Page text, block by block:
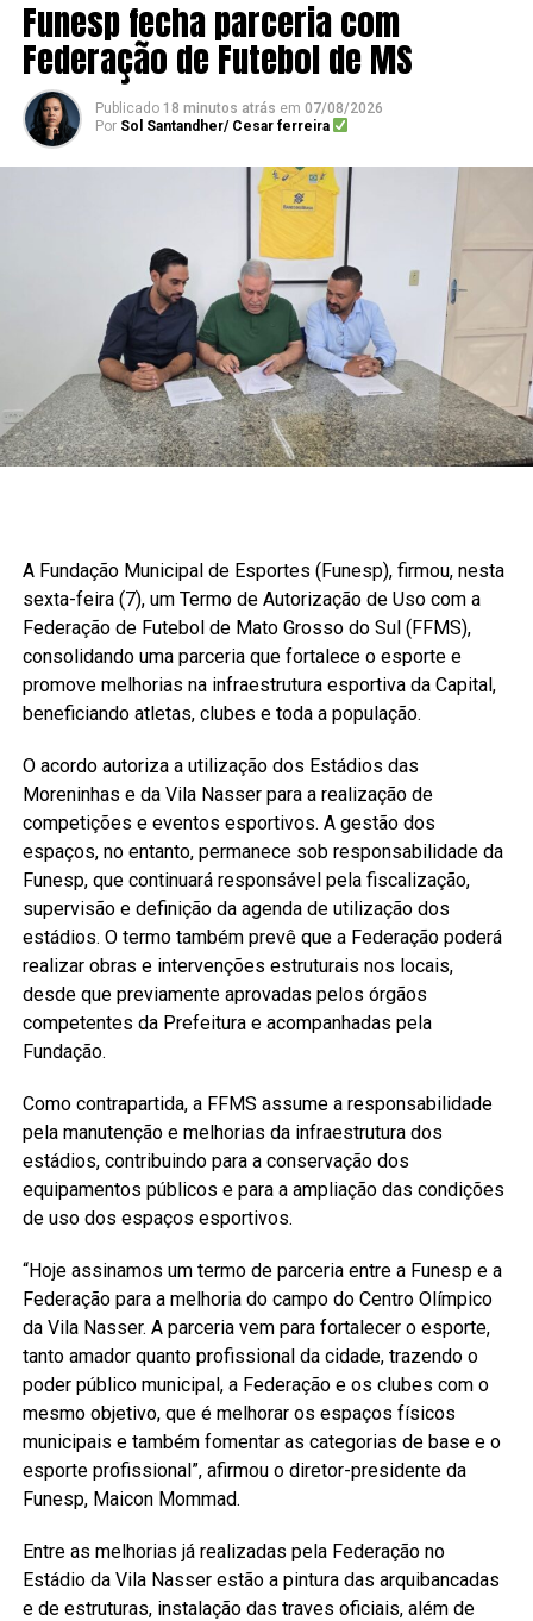
Funesp fecha parceria com
Federação de Futebol de MS
Publicado 18 minutos atrás em 07/08/2026
Por Sol Santandher/ Cesar ferreira
A Fundação Municipal de Esportes (Funesp), firmou, nesta
sexta-feira (7), um Termo de Autorização de Uso com a
Federação de Futebol de Mato Grosso do Sul (FFMS),
consolidando uma parceria que fortalece o esporte e
promove melhorias na infraestrutura esportiva da Capital,
beneficiando atletas, clubes e toda a população.
O acordo autoriza a utilização dos Estádios das
Moreninhas e da Vila Nasser para a realização de
competições e eventos esportivos. A gestão dos
espaços, no entanto, permanece sob responsabilidade da
Funesp, que continuará responsável pela fiscalização,
supervisão e definição da agenda de utilização dos
estádios. O termo também prevê que a Federação poderá
realizar obras e intervenções estruturais nos locais,
desde que previamente aprovadas pelos órgãos
competentes da Prefeitura e acompanhadas pela
Fundação.
Como contrapartida, a FFMS assume a responsabilidade
pela manutenção e melhorias da infraestrutura dos
estádios, contribuindo para a conservação dos
equipamentos públicos e para a ampliação das condições
de uso dos espaços esportivos.
“Hoje assinamos um termo de parceria entre a Funesp e a
Federação para a melhoria do campo do Centro Olímpico
da Vila Nasser. A parceria vem para fortalecer o esporte,
tanto amador quanto profissional da cidade, trazendo o
poder público municipal, a Federação e os clubes com o
mesmo objetivo, que é melhorar os espaços físicos
municipais e também fomentar as categorias de base e o
esporte profissional”, afirmou o diretor-presidente da
Funesp, Maicon Mommad.
Entre as melhorias já realizadas pela Federação no
Estádio da Vila Nasser estão a pintura das arquibancadas
e de estruturas, instalação das traves oficiais, além de